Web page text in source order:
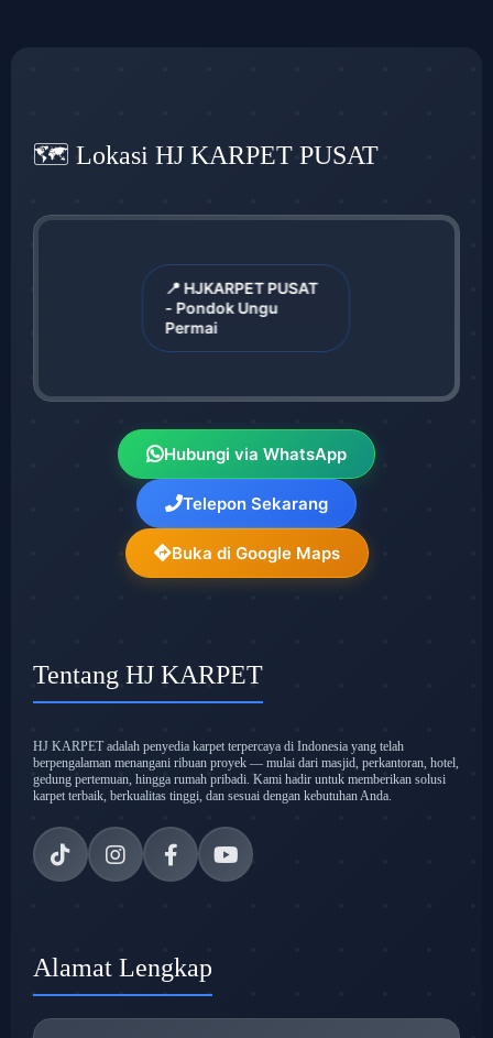
🗺️ Lokasi HJ KARPET PUSAT
📍 HJKARPET PUSAT
- Pondok Ungu
Permai
Hubungi via WhatsApp
Telepon Sekarang
Buka di Google Maps
Tentang HJ KARPET
HJ KARPET adalah penyedia karpet terpercaya di Indonesia yang telah
berpengalaman menangani ribuan proyek — mulai dari masjid, perkantoran, hotel,
gedung pertemuan, hingga rumah pribadi. Kami hadir untuk memberikan solusi
karpet terbaik, berkualitas tinggi, dan sesuai dengan kebutuhan Anda.
Alamat Lengkap